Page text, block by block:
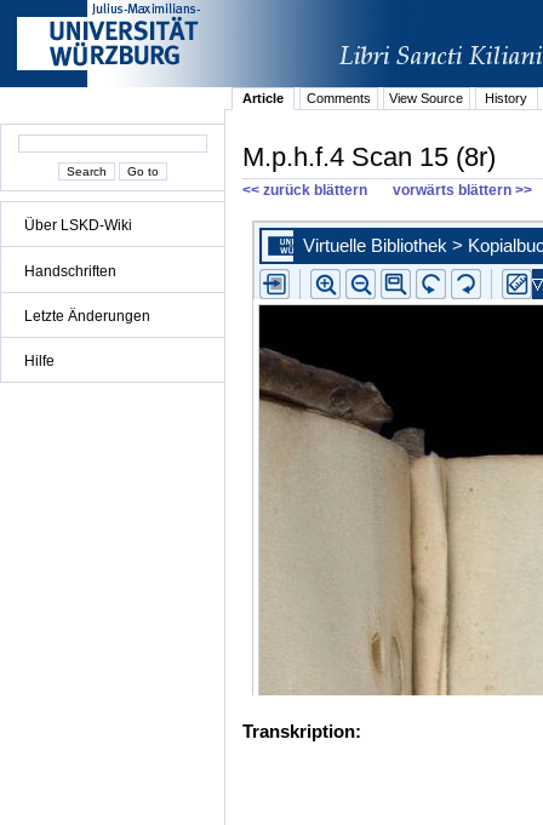
Über LSKD-Wiki
Handschriften
Letzte Änderungen
Hilfe
Article Comments View Source History
M.p.h.f.4 Scan 15 (8r)
<< zurück blättern vorwärts blättern >>
Transkription: